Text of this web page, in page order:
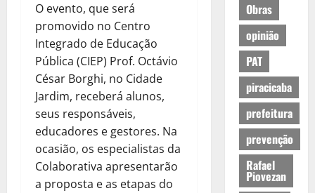
O evento, que será
promovido no Centro
Integrado de Educação
Pública (CIEP) Prof. Octávio
César Borghi, no Cidade
Jardim, receberá alunos,
seus responsáveis,
educadores e gestores. Na
ocasião, os especialistas da
Colaborativa apresentarão
a proposta e as etapas do
Obras
opinião
PAT
piracicaba
prefeitura
prevenção
Rafael
Piovezan